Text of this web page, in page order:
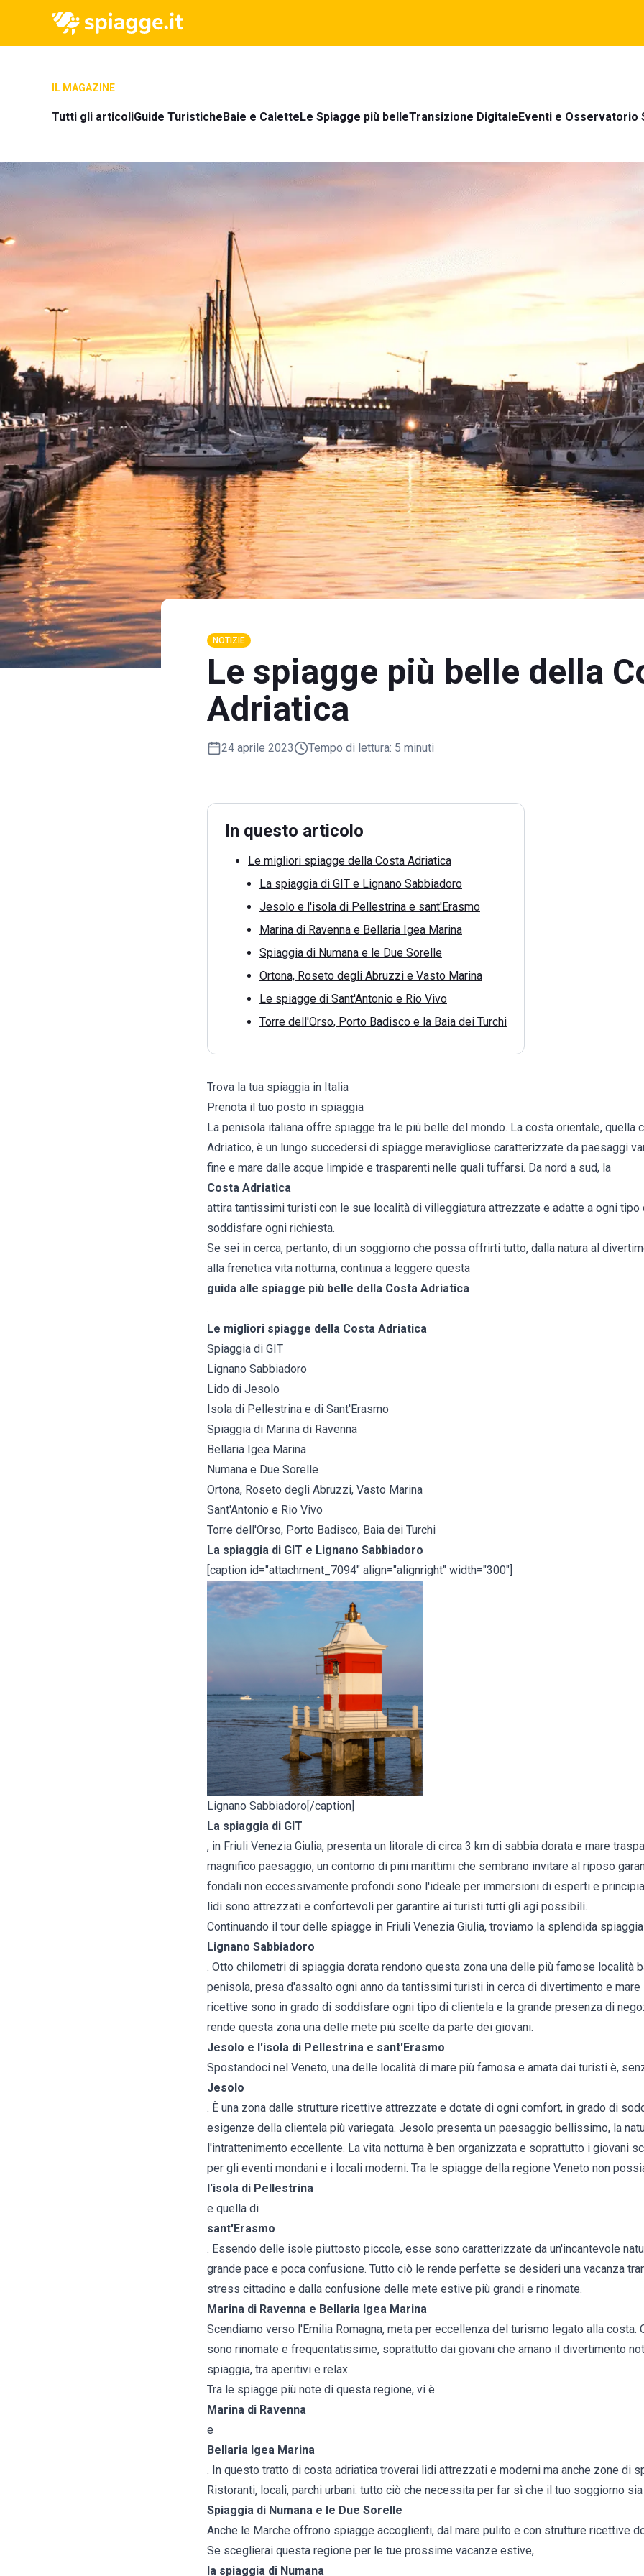
IL MAGAZINE
Tutti gli articoliGuide TuristicheBaie e CaletteLe Spiagge più belleTransizione DigitaleEventi e Osservatorio
NOTIZIE
Le spiagge più belle della
Adriatica
24 aprile 2023 Tempo di lettura: 5 minuti
In questo articolo
Le migliori spiagge della Costa Adriatica
La spiaggia di GIT e Lignano Sabbiadoro
Jesolo e l'isola di Pellestrina e sant'Erasmo
Marina di Ravenna e Bellaria Igea Marina
Spiaggia di Numana e le Due Sorelle
Ortona, Roseto degli Abruzzi e Vasto Marina
Le spiagge di Sant'Antonio e Rio Vivo
Torre dell'Orso, Porto Badisco e la Baia dei Turchi
Trova la tua spiaggia in Italia
Prenota il tuo posto in spiaggia
La penisola italiana offre spiagge tra le più belle del mondo. La costa orientale, quella
Adriatico, è un lungo succedersi di spiagge meravigliose caratterizzate da paesaggi
fine e mare dalle acque limpide e trasparenti nelle quali tuffarsi. Da nord a sud, la
Costa Adriatica
attira tantissimi turisti con le sue località di villeggiatura attrezzate e adatte a ogni tipo
soddisfare ogni richiesta.
Se sei in cerca, pertanto, di un soggiorno che possa offrirti tutto, dalla natura al
alla frenetica vita notturna, continua a leggere questa
guida alle spiagge più belle della Costa Adriatica
.
Le migliori spiagge della Costa Adriatica
Spiaggia di GIT
Lignano Sabbiadoro
Lido di Jesolo
Isola di Pellestrina e di Sant'Erasmo
Spiaggia di Marina di Ravenna
Bellaria Igea Marina
Numana e Due Sorelle
Ortona, Roseto degli Abruzzi, Vasto Marina
Sant'Antonio e Rio Vivo
Torre dell'Orso, Porto Badisco, Baia dei Turchi
La spiaggia di GIT e Lignano Sabbiadoro
[caption id="attachment_7094" align="alignright" width="300"]
Lignano Sabbiadoro[/caption]
La spiaggia di GIT
, in Friuli Venezia Giulia, presenta un litorale di circa 3 km di sabbia dorata e mare
magnifico paesaggio, un contorno di pini marittimi che sembrano invitare al riposo
fondali non eccessivamente profondi sono l'ideale per immersioni di esperti e
lidi sono attrezzati e confortevoli per garantire ai turisti tutti gli agi possibili.
Continuando il tour delle spiagge in Friuli Venezia Giulia, troviamo la splendida
Lignano Sabbiadoro
. Otto chilometri di spiaggia dorata rendono questa zona una delle più famose località
penisola, presa d'assalto ogni anno da tantissimi turisti in cerca di divertimento e
ricettive sono in grado di soddisfare ogni tipo di clientela e la grande presenza di
rende questa zona una delle mete più scelte da parte dei giovani.
Jesolo e l'isola di Pellestrina e sant'Erasmo
Spostandoci nel Veneto, una delle località di mare più famosa e amata dai turisti è,
Jesolo
. È una zona dalle strutture ricettive attrezzate e dotate di ogni comfort, in grado di
esigenze della clientela più variegata. Jesolo presenta un paesaggio bellissimo, la
l'intrattenimento eccellente. La vita notturna è ben organizzata e soprattutto i giovani
per gli eventi mondani e i locali moderni. Tra le spiagge della regione Veneto non
l'isola di Pellestrina
e quella di
sant'Erasmo
. Essendo delle isole piuttosto piccole, esse sono caratterizzate da un'incantevole
grande pace e poca confusione. Tutto ciò le rende perfette se desideri una vacanza
stress cittadino e dalla confusione delle mete estive più grandi e rinomate.
Marina di Ravenna e Bellaria Igea Marina
Scendiamo verso l'Emilia Romagna, meta per eccellenza del turismo legato alla costa.
sono rinomate e frequentatissime, soprattutto dai giovani che amano il divertimento
spiaggia, tra aperitivi e relax.
Tra le spiagge più note di questa regione, vi è
Marina di Ravenna
e
Bellaria Igea Marina
. In questo tratto di costa adriatica troverai lidi attrezzati e moderni ma anche zone di
Ristoranti, locali, parchi urbani: tutto ciò che necessita per far sì che il tuo soggiorno
Spiaggia di Numana e le Due Sorelle
Anche le Marche offrono spiagge accoglienti, dal mare pulito e con strutture ricettive
Se sceglierai questa regione per le tue prossime vacanze estive,
la spiaggia di Numana